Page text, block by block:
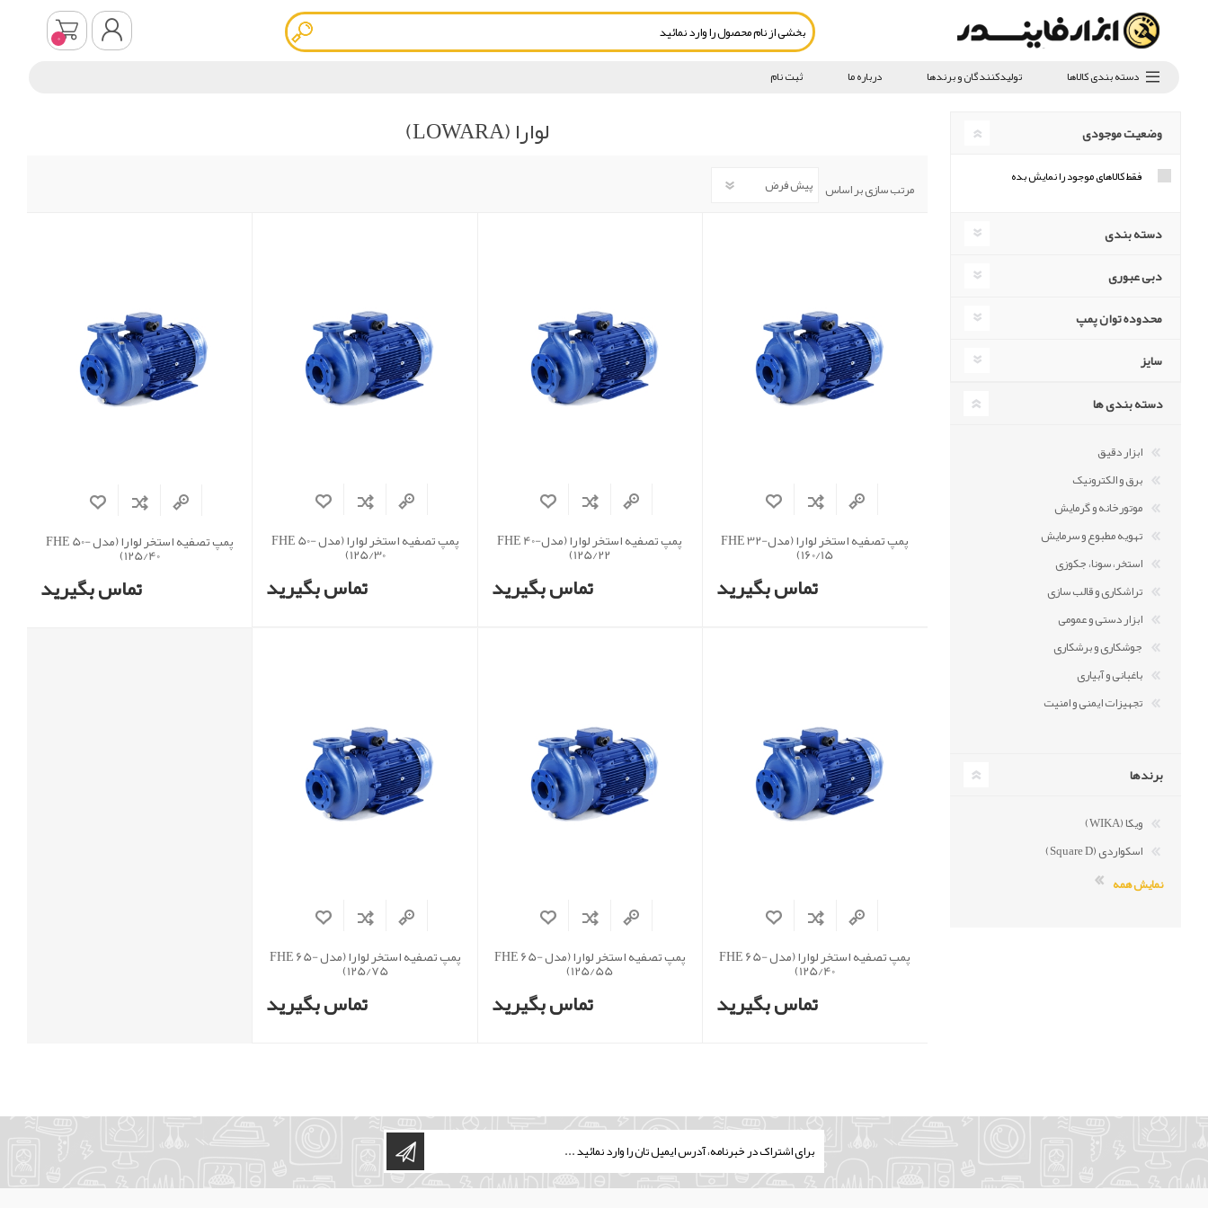
0
دسته بندی کالاها تولیدکنندگان و برندها درباره ما ثبت نام
لوارا (LOWARA)
مرتب سازی بر اساس
پمپ تصفیه استخر لوارا (مدلFHE 32-
160/15)
تماس بگیرید
پمپ تصفیه استخر لوارا (مدلFHE 40-
125/22)
تماس بگیرید
پمپ تصفیه استخر لوارا (مدل FHE 50-
125/30)
تماس بگیرید
پمپ تصفیه استخر لوارا (مدل FHE 50-
125/40)
تماس بگیرید
پمپ تصفیه استخر لوارا (مدل FHE 65-
125/40)
تماس بگیرید
پمپ تصفیه استخر لوارا (مدل FHE 65-
125/55)
تماس بگیرید
پمپ تصفیه استخر لوارا (مدل FHE 65-
125/75)
تماس بگیرید
وضعیت موجودی
فقط کالاهای موجود را نمایش بده
دسته بندی
دبی عبوری
محدوده توان پمپ
سایز
دسته بندی ها
ابزار دقیق
برق و الکترونیک
موتورخانه و گرمایش
تهویه مطبوع و سرمایش
استخر، سونا، جکوزی
تراشکاری و قالب سازی
ابزار دستی و عمومی
جوشکاری و برشکاری
باغبانی و آبیاری
تجهیزات ایمنی و امنیت
برندها
ویکا (WIKA)
اسکواردی (Square D)
نمایش همه